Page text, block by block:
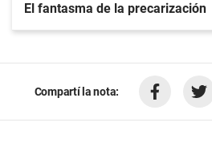
El fantasma de la precarización
Compartí la nota: